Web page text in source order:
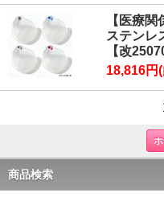
【医療関
ステンレ
【改
18,816円
商品検索